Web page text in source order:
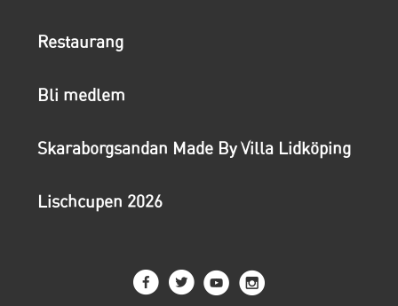
Restaurang
Bli medlem
Skaraborgsandan Made By Villa Lidköping
Lischcupen 2026